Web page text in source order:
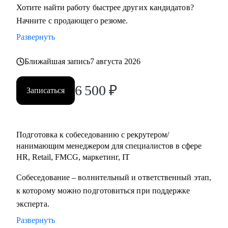
тратить на вечный найм)
• Расскажу о формировании и управлении командой (0-
100+ сотрудников). Темы: как построить команду с нуля,
HR и выстроить аналитику HR
Кому могу помочь:
• Специалистам всех уровней и позиций в сфере розница,
• Руководителям среднего и высшего звена сфер
описанных выше
• Специалистам HR и других сфер, кто хочет развиться в
бизнес партнерам и др.)
• Начинающим менеджерам с командой в подчинении
• Компаниям, выстраивающим процесс рекрутмента с нуля
Хотите найти работу быстрее других кандидатов?
Начните с продающего резюме.
Развернуть
Ближайшая запись7 августа 2026
Записаться 6 500 ₽
Подготовка к собеседованию с рекрутером/
нанимающим менеджером для специалистов в сфере
HR, Retail, FMCG, маркетинг, IT
Собеседование – волнительный и ответственный этап,
к которому можно подготовиться при поддержке
эксперта.
Развернуть